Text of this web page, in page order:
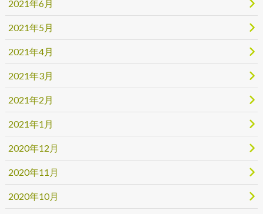
2021年6月
2021年5月
2021年4月
2021年3月
2021年2月
2021年1月
2020年12月
2020年11月
2020年10月